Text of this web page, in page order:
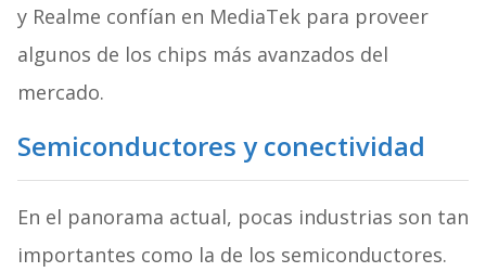
y Realme confían en MediaTek para proveer
algunos de los chips más avanzados del
mercado.
Semiconductores y conectividad
En el panorama actual, pocas industrias son tan
importantes como la de los semiconductores.